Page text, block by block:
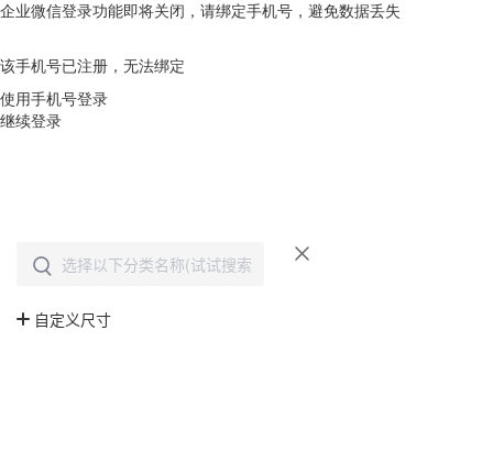
企业微信登录功能即将关闭，请绑定手机号，避免数据丢失
该手机号已注册，无法绑定
使用手机号登录
继续登录